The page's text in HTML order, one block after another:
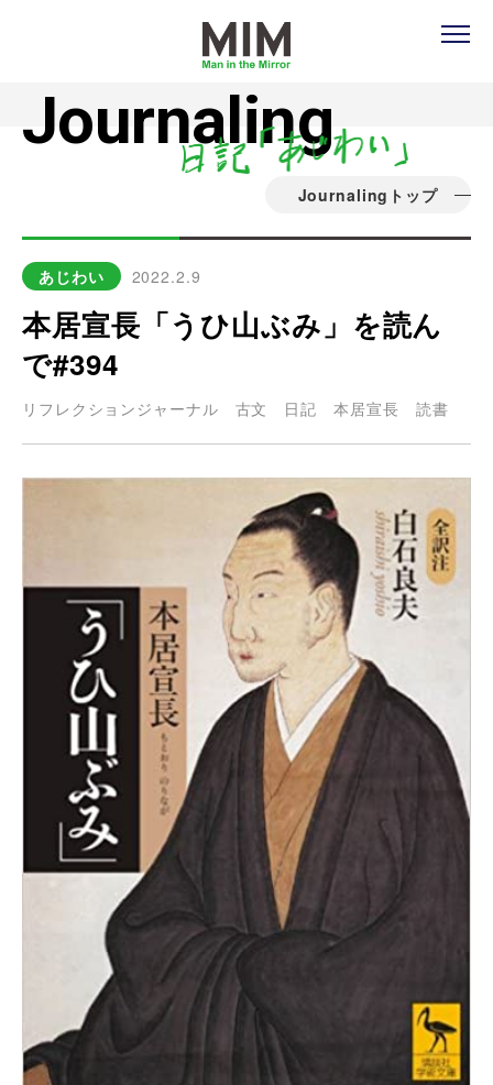
Journaling
Journalingトップ
あじわい 2022.2.9
本居宣長「うひ山ぶみ」を読ん
で#394
リフレクションジャーナル 古文 日記 本居宣長 読書